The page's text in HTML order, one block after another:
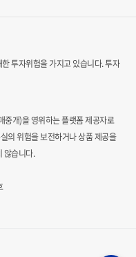
투자위험을 가지고 있습니다.투자
중개)을 영위하는 플랫폼 제공자로
의 위험을 보전하거나 상품 제공을
않습니다.